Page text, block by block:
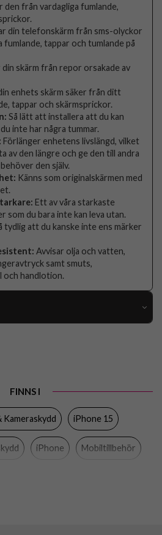
den från vardagliga fumlande,
din telefonskärm från sms-olyckor
fumlande, tappar och tumlande på
din skärm från repor orsakade av
enhets skärm säker från ditt
tappar och skärmsprickor.
Så lätt att installera att du kan
inte har några tummar.
Förlänger enhetens livslängd, vilket
av den längre och ge den till andra
den själv.
Känns som originalskärmen med
Ett av våra starkaste
som du bara inte kan leva utan.
tydlig att du kanske inte ens märker
Avvisar olja och vatten,
samt smuts,
och handlotion.
Genomskinlig
Härdat glas
FINNS I
Kameraskydd iPhone 15
iPhone Mobiltillbehör